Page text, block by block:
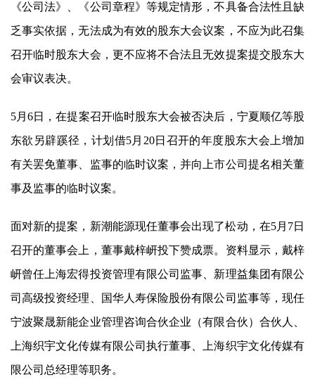
《公司法》、《公司章程》等规定情形，不具备合法性且缺
乏事实依据，无法成为有效的股东大会议案，不应为此召集
召开临时股东大会，更不应将不合法且无效提案提交股东大
会审议表决。
5月6日，在提案召开临时股东大会被否决后，宁夏顺亿等股
东欲另辟蹊径，计划借5月20日召开的年度股东大会上增加
有关罢免董事、监事的临时议案，并向上市公司提名相关董
事及监事的临时议案。
面对新的提案， 新潮能源现任董事会出现了松动，在5月7日
召开的董事会上，董事戴梓岍投下赞成票。资料显示，戴梓
岍曾任上海宏得投资管理有限公司监事、新理益集团有限公
司高级投资经理、国华人寿保险股份有限公司监事等，现任
宁波聚晟新能企业管理咨询合伙企业（有限合伙）合伙人、
上海织宇文化传媒有限公司执行董事、上海织宇文化传媒有
限公司总经理等职务。